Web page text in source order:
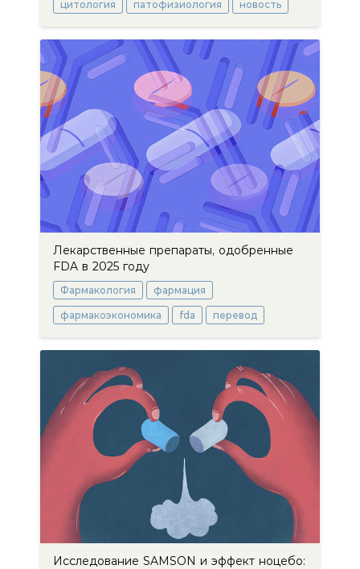
цитология патофизиология новость
Лекарственные препараты, одобренные
FDA в 2025 году
Фармакология фармация
фармакоэкономика fda перевод
Исследование SAMSON и эффект ноцебо: